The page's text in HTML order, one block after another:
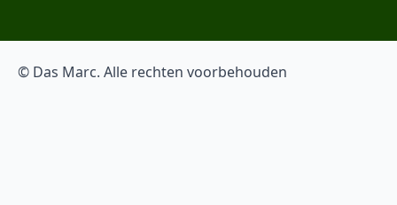
© Das Marc. Alle rechten voorbehouden